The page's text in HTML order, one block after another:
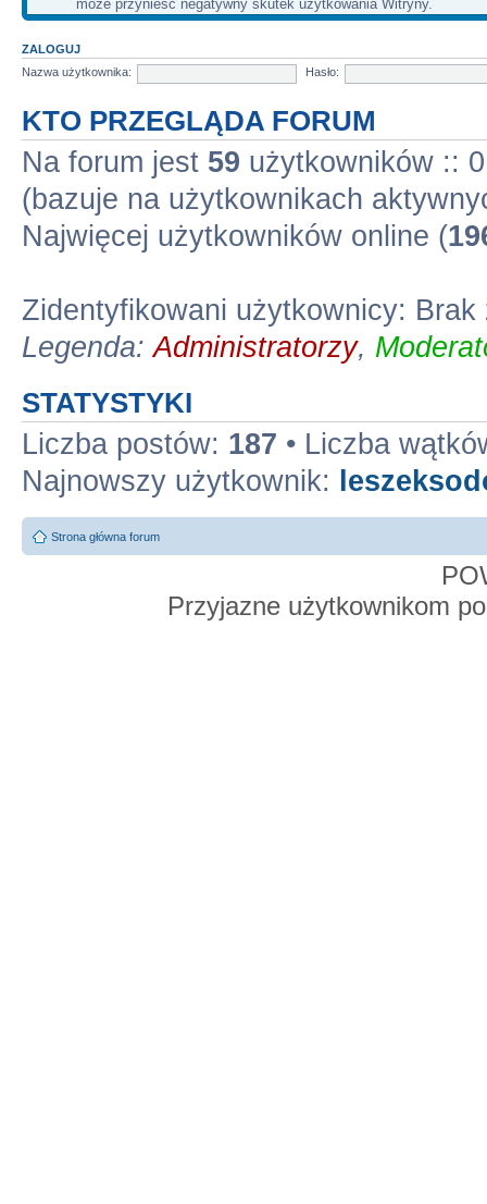
może przynieść negatywny skutek użytkowania Witryny.
ZALOGUJ
Nazwa użytkownika:
Hasło:
KTO PRZEGLĄDA FORUM
Na forum jest 59 użytkowników ::
(bazuje na użytkownikach
Najwięcej użytkowników online (
Zidentyfikowani użytkownicy:
Legenda:Administratorzy,
STATYSTYKI
Liczba postów: 187 • Liczba
Najnowszy użytkownik:
Strona główna forum
Przyjazne użytkownikom